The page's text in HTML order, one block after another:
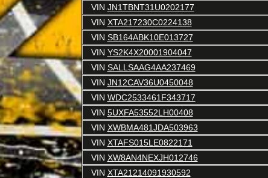
VIN JN1TBNT31U0202177
VIN XTA217230C0224138
VIN SB164ABK10E013727
VIN YS2K4X20001904047
VIN SALLSAAG4AA237469
VIN JN12CAV36U0450048
VIN WDC2533461F343717
VIN 5UXFA53552LH00408
VIN XWBMA481JDA503963
VIN XTAFS015LE0822171
VIN XW8AN4NEXJH012746
VIN XTA21214091930592